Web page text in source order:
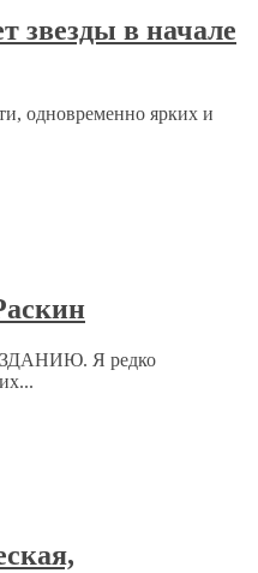
звезды в начале
одновременно ярких и
Я редко